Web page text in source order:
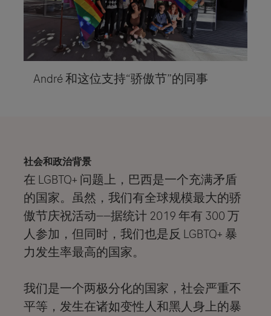
André 和这位支持“骄傲节”的同事​​​​​​​
社会和政治背景
在 LGBTQ+ 问题上，巴西是一个充满矛盾
的国家。虽然，我们有全球规模最大的骄
傲节庆祝活动——据统计 2019 年有 300 万
人参加，但同时，我们也是反 LGBTQ+ 暴
力发生率最高的国家。
我们是一个两极分化的国家，社会严重不
平等，发生在诸如变性人和黑人身上的暴